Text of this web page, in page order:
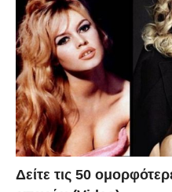
Δείτε τις 50